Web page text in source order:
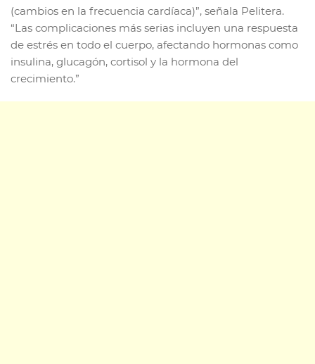
(cambios en la frecuencia cardíaca)”, señala Pelitera.
“Las complicaciones más serias incluyen una respuesta
de estrés en todo el cuerpo, afectando hormonas como
insulina, glucagón, cortisol y la hormona del
crecimiento.”